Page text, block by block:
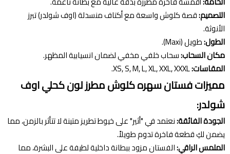
التصميم:قصة كلوش واسعة مع أكتاف منسدلة (اوف شولدر) تبرز
الأنوثة.
الطول:طويل (Maxi).
مكان السحاب:سحاب خلفي مخفي لضمان انسيابية المظهر.
المقاسات:
مميزات فستان سهره كلوش مطرز لون كحلي اوف
شولدر:
الجودة الفائقة:نعتمد في "أثير" على خيوط تطريز متينة لا تتأثر بالزمن، مما
يضمن لكِ قطعة فاخرة تدوم طويلاً.
الملمس الراقي:الفستان مزود ببطانة داخلية لطيفة على البشرة، مما